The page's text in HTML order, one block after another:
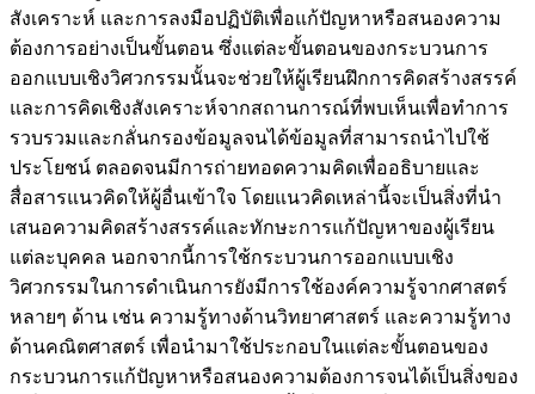
สังเคราะห์ และการลงมือปฏิบัติเพื่อแก้ปัญหาหรือสนองความ
ต้องการอย่างเป็นขั้นตอน ซึ่งแต่ละขั้นตอนของกระบวนการ
ออกแบบเชิงวิศวกรรมนั้นจะช่วยให้ผู้เรียนฝึกการคิดสร้างสรรค์
และการคิดเชิงสังเคราะห์จากสถานการณ์ที่พบเห็นเพื่อทำการ
รวบรวมและกลั่นกรองข้อมูลจนได้ข้อมูลที่สามารถนำไปใช้
ประโยชน์ ตลอดจนมีการถ่ายทอดความคิดเพื่ออธิบายและ
สื่อสารแนวคิดให้ผู้อื่นเข้าใจ โดยแนวคิดเหล่านี้จะเป็นสิ่งที่นำ
เสนอความคิดสร้างสรรค์และทักษะการแก้ปัญหาของผู้เรียน
แต่ละบุคคล นอกจากนี้การใช้กระบวนการออกแบบเชิง
วิศวกรรมในการดำเนินการยังมีการใช้องค์ความรู้จากศาสตร์
หลายๆ ด้าน เช่น ความรู้ทางด้านวิทยาศาสตร์ และความรู้ทาง
ด้านคณิตศาสตร์ เพื่อนำมาใช้ประกอบในแต่ละขั้นตอนของ
กระบวนการแก้ปัญหาหรือสนองความต้องการจนได้เป็นสิ่งของ